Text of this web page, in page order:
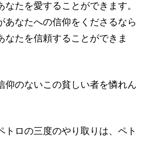
なたを愛することができます。
あなたへの信仰をくださるなら
なたを信頼することができま
仰のないこの貧しい者を憐れん
トロの三度のやり取りは、ペト